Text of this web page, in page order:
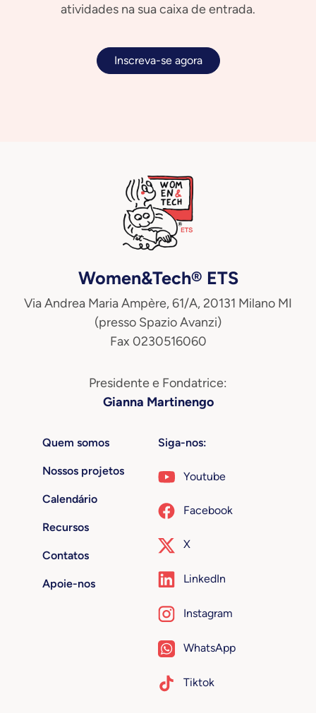
atividades na sua caixa de entrada.
Inscreva-se agora
Women&Tech® ETS
Via Andrea Maria Ampère, 61/A, 20131 Milano MI
(presso Spazio Avanzi)
Fax 0230516060
Presidente e Fondatrice:
Gianna Martinengo
Quem somos
Nossos projetos
Calendário
Recursos
Contatos
Apoie-nos
Siga-nos:
Youtube
Facebook
X
LinkedIn
Instagram
WhatsApp
Tiktok